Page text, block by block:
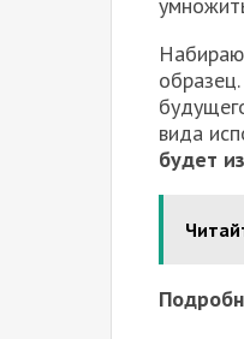
вида
будет